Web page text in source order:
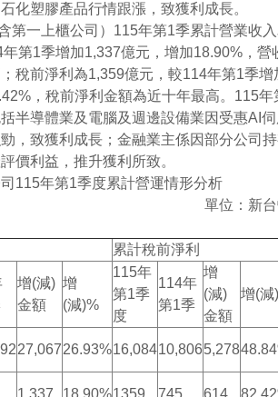
化塑膠產品行情跟漲，致獲利成長。
一上櫃公司）115年第1季累計營業收
第1季增加1,337億元，增加18.90%，營
稅前淨利為1,359億元，較114年第1季增
，稅前淨利金額為近十年最高。115年
半導體業及電腦及週邊設備業因受惠AI
，致獲利成長；金融業主係因部分公司
價利益，推升獲利所致。
年第1季度累計營運情形分析
：新台
累計稅前淨利
增(減)
金額
增
(減)%
115年
第1季
度
114年
第1季
增
(減)
金額
增(減
27,06726.93%16,08410,8065,278
1,337 18.90%1359 745 614